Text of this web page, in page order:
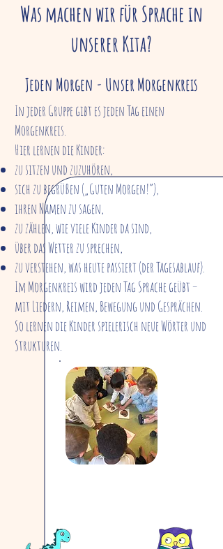
Was machen wir für Sprache in
unserer Kita?
Jeden Morgen - Unser Morgenkreis
In jeder Gruppe gibt es jeden Tag einen
Morgenkreis.
Hier lernen die Kinder:
zu sitzen und zuzuhören,
sich zu begrüßen („Guten Morgen!“),
ihren Namen zu sagen,
zu zählen, wie viele Kinder da sind,
über das Wetter zu sprechen,
zu verstehen, was heute passiert (der Tagesablauf).
Im Morgenkreis wird jeden Tag Sprache geübt –
mit Liedern, Reimen, Bewegung und Gesprächen.
So lernen die Kinder spielerisch neue Wörter und
Strukturen.